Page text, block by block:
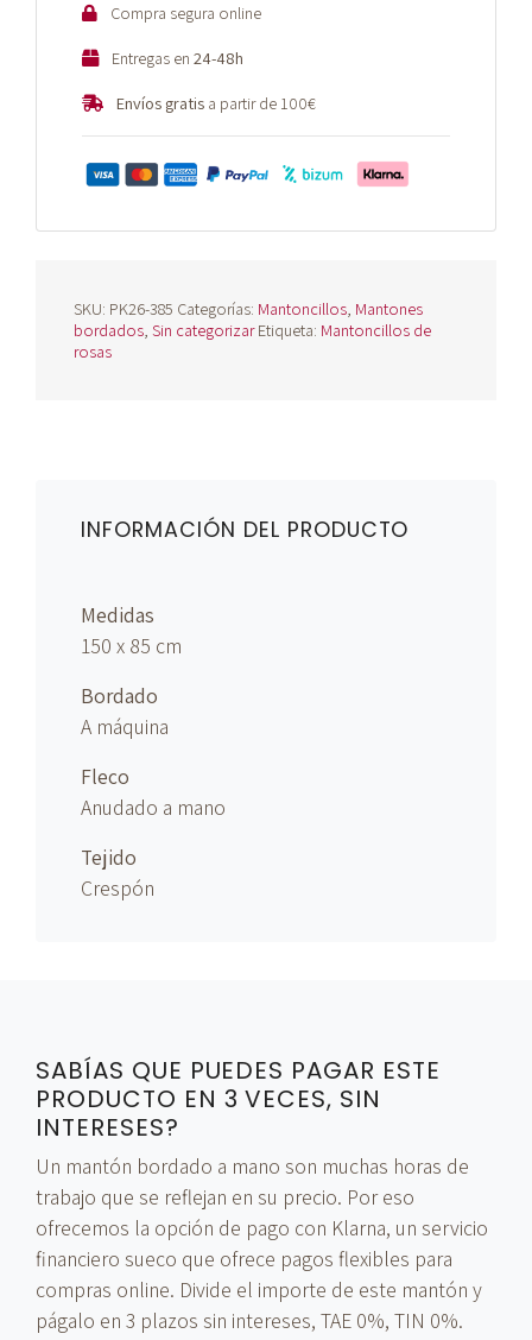
Compra segura online
Entregas en24-48h
Envíos gratis a partir de 100€
SKU: PK26-385 Categorías: Mantoncillos, Mantones
bordados, Sin categorizar Etiqueta: Mantoncillos de
rosas
INFORMACIÓN DEL PRODUCTO
Medidas
150 x 85 cm
Bordado
A máquina
Fleco
Anudado a mano
Tejido
Crespón
SABÍAS QUE PUEDES PAGAR ESTE
PRODUCTO EN 3 VECES, SIN
INTERESES?
Un mantón bordado a mano son muchas horas de
trabajo que se reflejan en su precio. Por eso
ofrecemos la opción de pago con Klarna, un servicio
financiero sueco que ofrece pagos flexibles para
compras online. Divide el importe de este mantón y
págalo en 3 plazos sin intereses, TAE 0%, TIN 0%.